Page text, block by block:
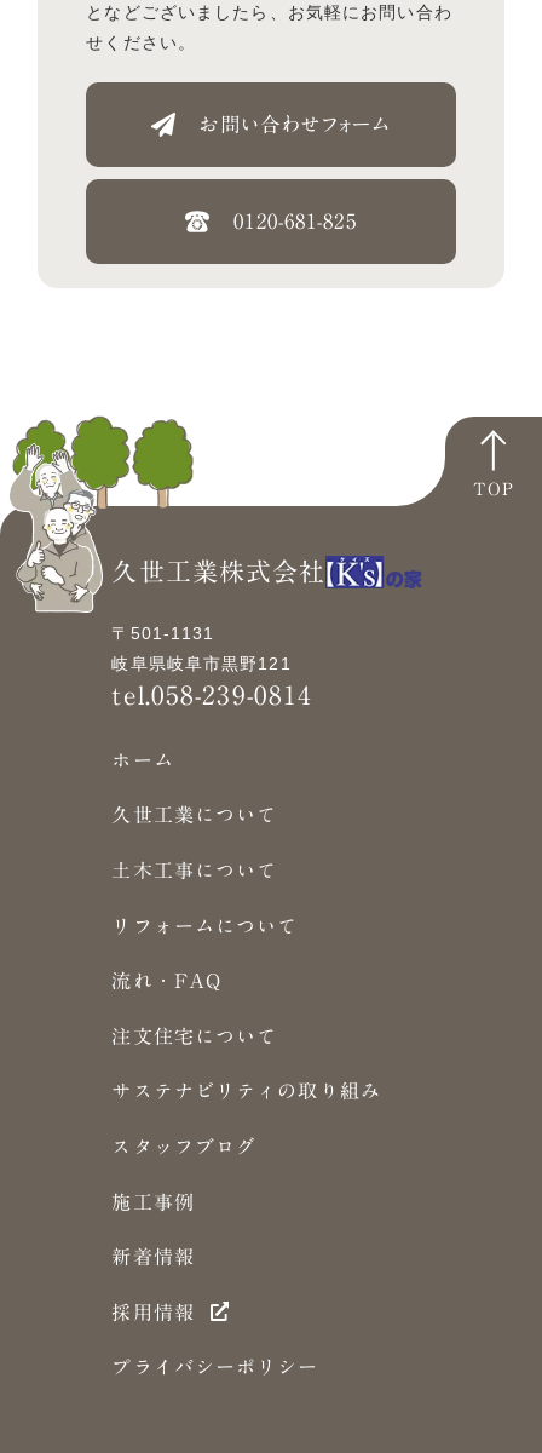
となどございましたら、お気軽にお問い合わ
せください。
お問い合わせフォーム
0120-681-825
久世工業株式会社
〒501-1131
岐阜県岐阜市黒野121
tel.058-239-0814
ホーム
久世工業について
土木工事について
リフォームについて
流れ・FAQ
注文住宅について
サステナビリティの取り組み
スタッフブログ
施工事例
新着情報
採用情報
プライバシーポリシー
TOP